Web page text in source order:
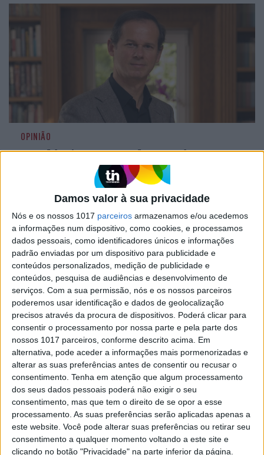
Damos valor à sua privacidade
Nós e os nossos 1017 parceiros armazenamos e/ou acedemos
a informações num dispositivo, como cookies, e processamos
dados pessoais, como identificadores únicos e informações
padrão enviadas por um dispositivo para publicidade e
conteúdos personalizados, medição de publicidade e
conteúdos, pesquisa de audiências e desenvolvimento de
serviços. Com a sua permissão, nós e os nossos parceiros
poderemos usar identificação e dados de geolocalização
precisos através da procura de dispositivos. Poderá clicar para
consentir o processamento por nossa parte e pela parte dos
nossos 1017 parceiros, conforme descrito acima. Em
alternativa, pode aceder a informações mais pormenorizadas e
alterar as suas preferências antes de consentir ou recusar o
consentimento. Tenha em atenção que algum processamento
dos seus dados pessoais poderá não exigir o seu
consentimento, mas que tem o direito de se opor a esse
processamento. As suas preferências serão aplicadas apenas a
este website. Você pode alterar suas preferências ou retirar seu
consentimento a qualquer momento voltando a este site e
clicando no botão "Privacidade" na parte inferior da página.
OPINIÃO
Académico responde a José
Rodrigues dos Santos: “O lugar do
Historiador”
Esta réplica visa esclarecer o que José Rodrigues
SOCIEDADE
Colombo português? "O problema
de José Rodrigues dos Santos e de
outros jornalistas é fazerem
afirmações sobre um campo
científico que não dominam"